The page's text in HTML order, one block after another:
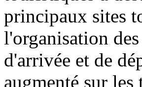
principaux sites
l'organisation
d'arrivée et de
augmenté sur